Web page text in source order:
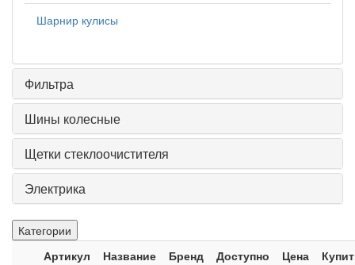
Шарнир кулисы
Фильтра
Шины колесные
Щетки стеклоочистителя
Электрика
Категории
Артикул
Название Бренд Доступно Цена